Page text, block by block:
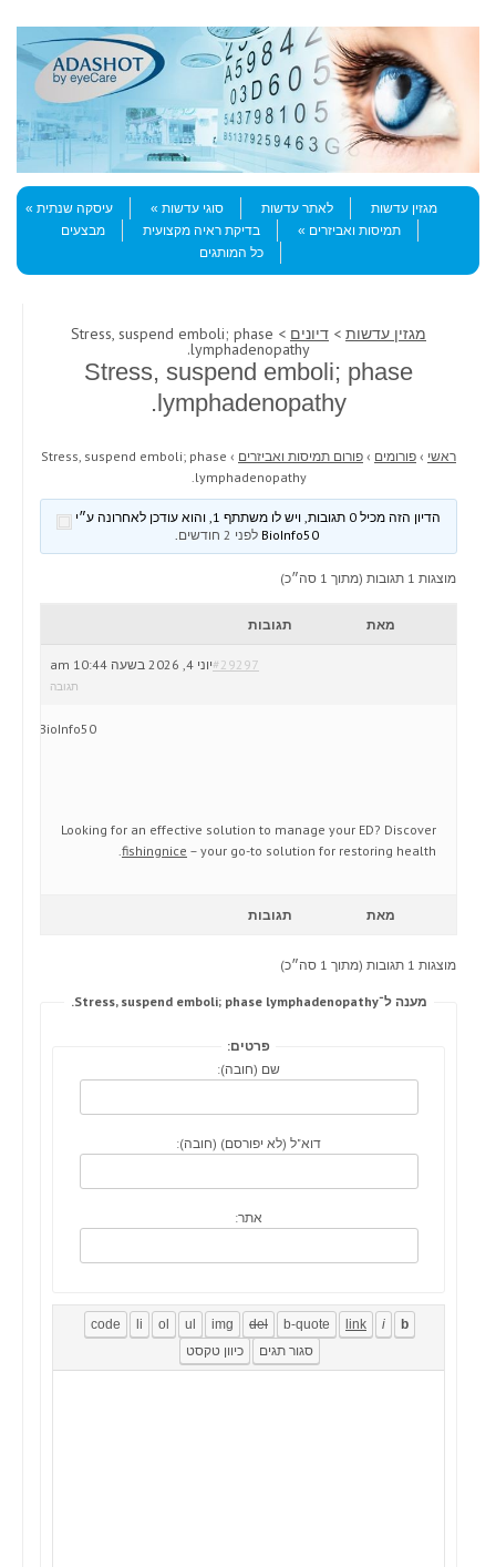
Menu
Skip to content
מגזין עדשות
לאתר עדשות סוגי עדשות
עיסקה שנתית
תמיסות ואביזרים
בדיקת ראיה מקצועית
מבצעים
כל המותגים
מגזין עדשות > דיונים > Stress, suspend emboli; phase
lymphadenopathy.
Stress, suspend emboli; phase
lymphadenopathy.
ראשי › פורומים › פורום תמיסות ואביזרים ›
Stress, suspend emboli; phase
lymphadenopathy.
הדיון הזה מכיל 0 תגובות, ויש לו משתתף 1, והוא עודכן לאחרונה ע״י
לפני 2 חודשים .
מוצגות 1 תגובות (מתוך 1 סה״כ)
מאת תגובות
יוני 4, 2026 בשעה 10:44 am#29297
תגובה
BioInfo50
Looking for an effective solution to manage your ED? Discover
fishingnice – your go-to solution for restoring health.
מאת תגובות
מוצגות 1 תגובות (מתוך 1 סה״כ)
מענה ל־Stress, suspend emboli; phase lymphadenopathy.
פרטים:
שם (חובה):
דוא"ל (לא יפורסם) (חובה):
אתר: